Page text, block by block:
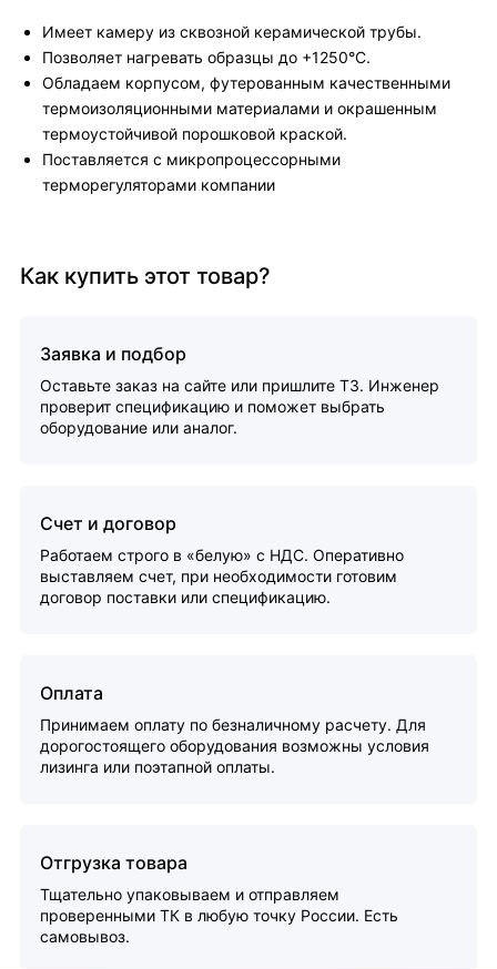
Имеет камеру из сквозной керамической трубы.
Позволяет нагревать образцы до +1250°С.
Обладаем корпусом, футерованным качественными
термоизоляционными материалами и окрашенным
термоустойчивой порошковой краской.
Поставляется с микропроцессорными
терморегуляторами компании
Как купить этот товар?
Заявка и подбор
Оставьте заказ на сайте или пришлите ТЗ. Инженер
проверит спецификацию и поможет выбрать
оборудование или аналог.
Счет и договор
Работаем строго в «белую» с НДС. Оперативно
выставляем счет, при необходимости готовим
договор поставки или спецификацию.
Оплата
Принимаем оплату по безналичному расчету. Для
дорогостоящего оборудования возможны условия
лизинга или поэтапной оплаты.
Отгрузка товара
Тщательно упаковываем и отправляем
проверенными ТК в любую точку России. Есть
самовывоз.